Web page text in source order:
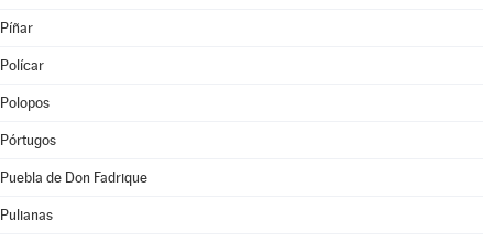
Píñar
Polícar
Polopos
Pórtugos
Puebla de Don Fadrique
Pulianas